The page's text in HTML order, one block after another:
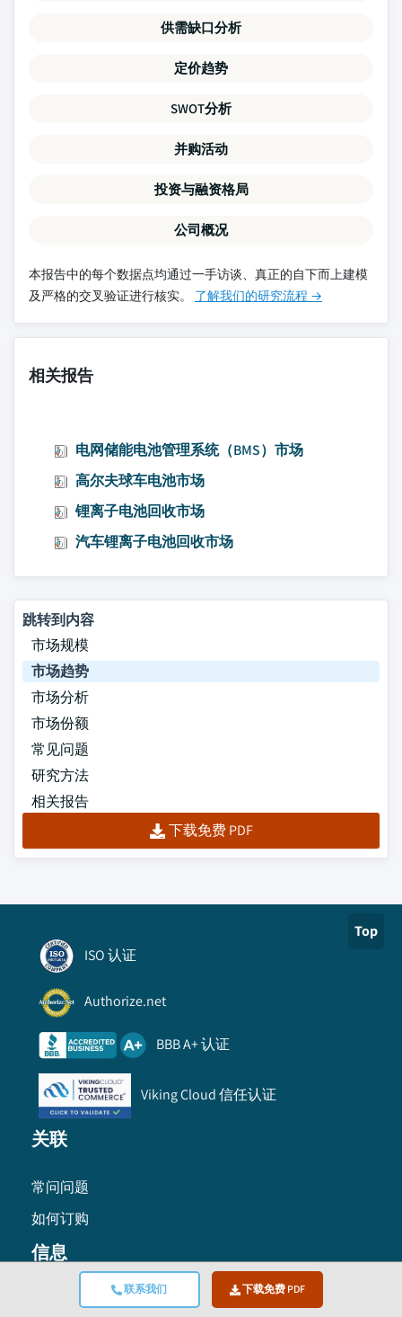
联系我们 下载免费 PDF
供需缺口分析
定价趋势
SWOT分析
并购活动
投资与融资格局
公司概况
本报告中的每个数据点均通过一手访谈、真正的自下而上建模
及严格的交叉验证进行核实。 了解我们的研究流程 →
相关报告
电网储能电池管理系统（BMS）市场
高尔夫球车电池市场
锂离子电池回收市场
汽车锂离子电池回收市场
跳转到内容
市场规模
市场趋势
市场分析
市场份额
常见问题
研究方法
相关报告
下载免费 PDF
Top
ISO 认证
Authorize.net
BBB A+ 认证
Viking Cloud 信任认证
关联
常问问题
如何订购
信息
使用条款